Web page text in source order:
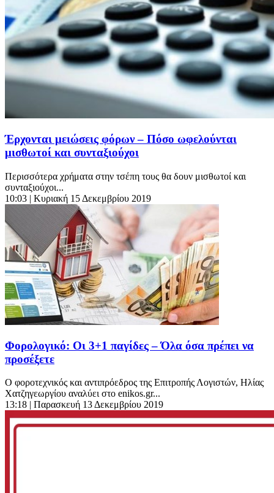
Έρχονται μειώσεις φόρων – Πόσο ωφελούνται
μισθωτοί και συνταξιούχοι
Περισσότερα χρήματα στην τσέπη τους θα δουν μισθωτοί και
συνταξιούχοι...
10:03 | Κυριακή 15 Δεκεμβρίου 2019
Φορολογικό: Οι 3+1 παγίδες – Όλα όσα πρέπει να
προσέξετε
Ο φοροτεχνικός και αντιπρόεδρος της Επιτροπής Λογιστών, Ηλίας
Χατζηγεωργίου αναλύει στο enikos.gr...
13:18 | Παρασκευή 13 Δεκεμβρίου 2019